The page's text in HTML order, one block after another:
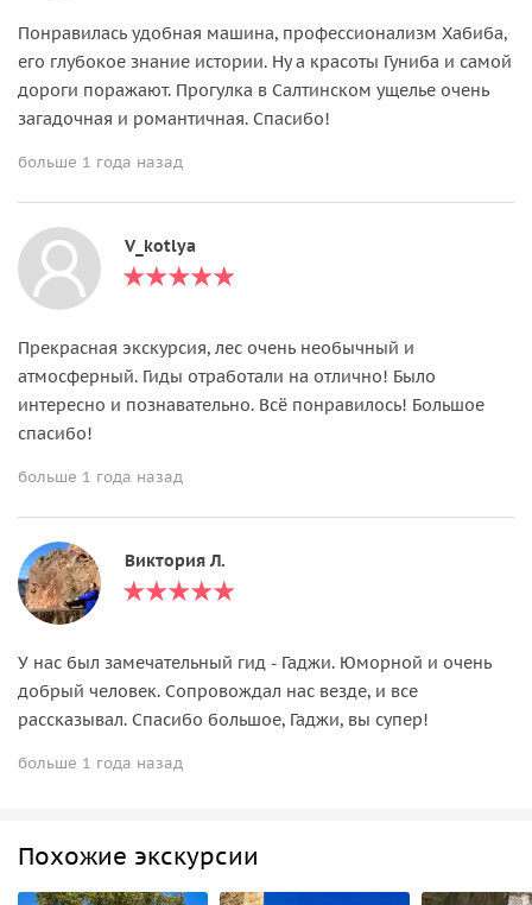
Понравилась удобная машина, профессионализм Хабиба,
его глубокое знание истории. Ну а красоты Гуниба и самой
дороги поражают. Прогулка в Салтинском ущелье очень
загадочная и романтичная. Спасибо!
больше 1 года назад
V_kotlya
Прекрасная экскурсия, лес очень необычный и
атмосферный. Гиды отработали на отлично! Было
интересно и познавательно. Всё понравилось! Большое
спасибо!
больше 1 года назад
Виктория Л.
У нас был замечательный гид - Гаджи. Юморной и очень
добрый человек. Сопровождал нас везде, и все
рассказывал. Спасибо большое, Гаджи, вы супер!
больше 1 года назад
Похожие экскурсии